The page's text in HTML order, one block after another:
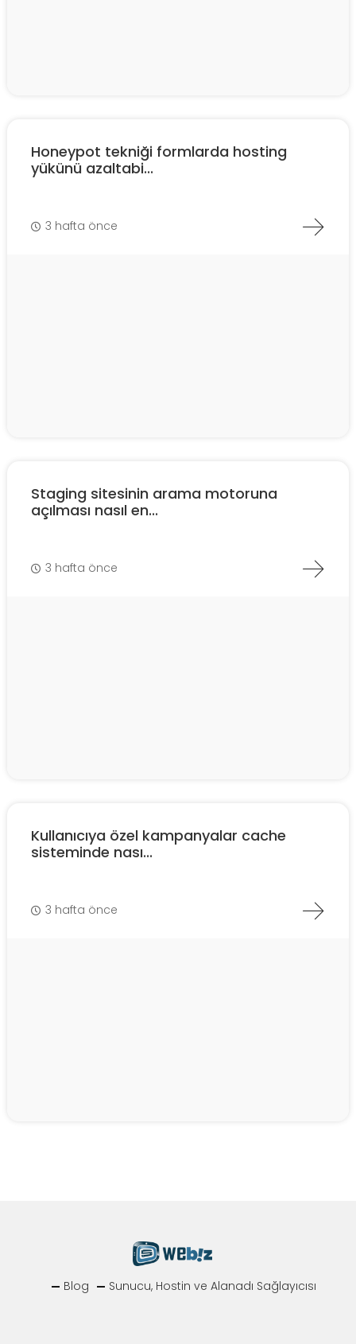
Honeypot tekniği formlarda hosting
yükünü azaltabi...
3 hafta önce
Staging sitesinin arama motoruna
açılması nasıl en...
3 hafta önce
Kullanıcıya özel kampanyalar cache
sisteminde nası...
3 hafta önce
Blog Sunucu, Hostin ve Alanadı Sağlayıcısı